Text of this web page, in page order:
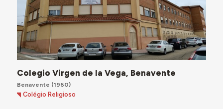
Colegio Virgen de la Vega, Benavente
Benavente (1960)
Colégio Religioso